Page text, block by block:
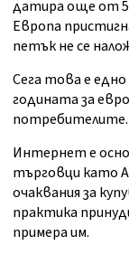
датира още от
Европа
петък не се
Сега това е
годината за
потребителите.
Интернет е
търговци като
очаквания за
практика
примера им.